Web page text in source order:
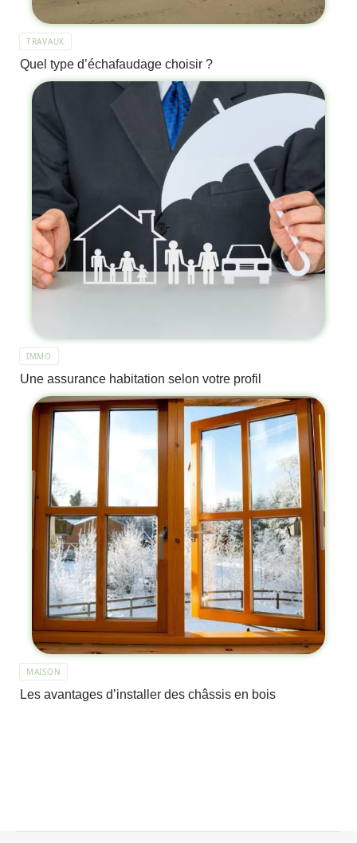
TRAVAUX
Quel type d’échafaudage choisir ?
IMMO
Une assurance habitation selon votre profil
MAISON
Les avantages d’installer des châssis en bois